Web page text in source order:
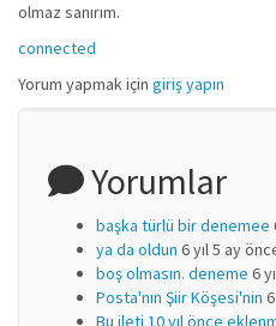
olmaz sanırım.
connected
Yorum yapmak için giriş yapın
Yorumlar
başka türlü bir denemee
ya da oldun 6 yıl 5 ay
boş olmasın. deneme 6
Posta'nın Şiir Köşesi'nin
Bu ileti 10 yıl önce